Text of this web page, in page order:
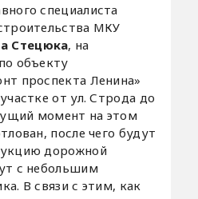
специалиста
МКУ
Стецюка, на
объекту
проспекта Ленина»
от ул. Строда до
момент на этом
после чего будут
дорожной
с небольшим
В связи с этим, как